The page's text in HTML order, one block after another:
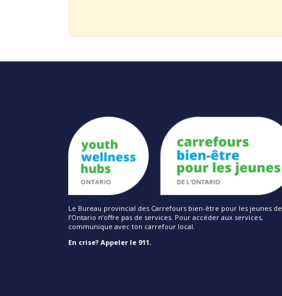
Le Bureau provincial des Carrefours bien-être pour les jeunes de
l’Ontario n’offre pas de services. Pour accéder aux services,
communique avec ton carrefour local.
En crise? Appeler le 911.